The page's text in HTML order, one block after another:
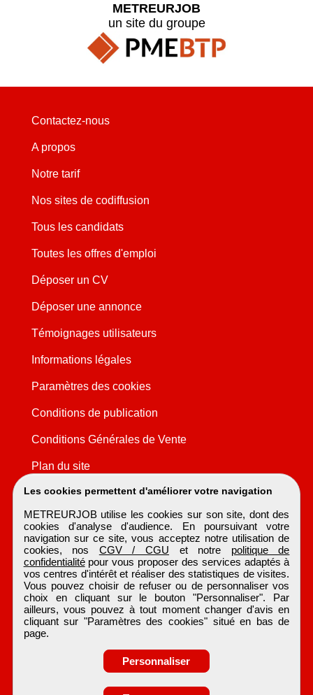
Les cookies permettent d'améliorer votre navigation
METREURJOB utilise les cookies sur son site, dont des
cookies d'analyse d'audience. En poursuivant votre
navigation sur ce site, vous acceptez notre utilisation de
cookies, nos CGV / CGU et notre politique de
confidentialitépour vous proposer des services adaptés à
vos centres d'intérêt et réaliser des statistiques de visites.
Vous pouvez choisir de refuser ou de personnaliser vos
choix en cliquant sur le bouton "Personnaliser". Par
ailleurs, vous pouvez à tout moment changer d'avis en
cliquant sur "Paramètres des cookies" situé en bas de
page.
Personnaliser
METREURJOB
un site du groupe
Contactez-nous
A propos
Notre tarif
Nos sites de codiffusion
Tous les candidats
Toutes les offres d'emploi
Déposer un CV
Déposer une annonce
Témoignages utilisateurs
Informations légales
Paramètres des cookies
Conditions de publication
Conditions Générales de Vente
Plan du site